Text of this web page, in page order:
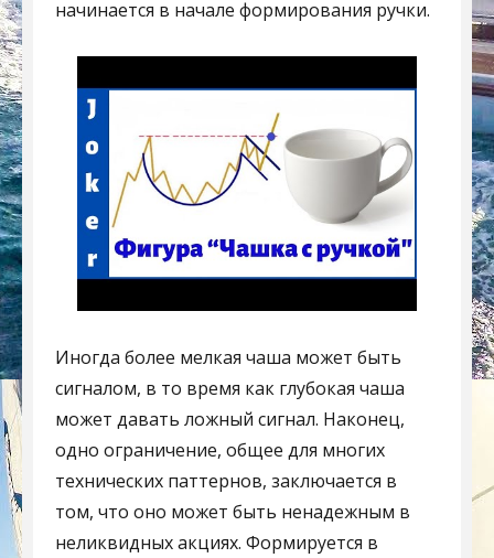
начинается в начале формирования ручки.
Иногда более мелкая чаша может быть
сигналом, в то время как глубокая чаша
может давать ложный сигнал. Наконец,
одно ограничение, общее для многих
технических паттернов, заключается в
том, что оно может быть ненадежным в
неликвидных акциях. Формируется в